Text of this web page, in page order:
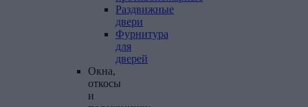
Раздвижные
двери
Фурнитура
для
дверей
Окна,
откосы
и